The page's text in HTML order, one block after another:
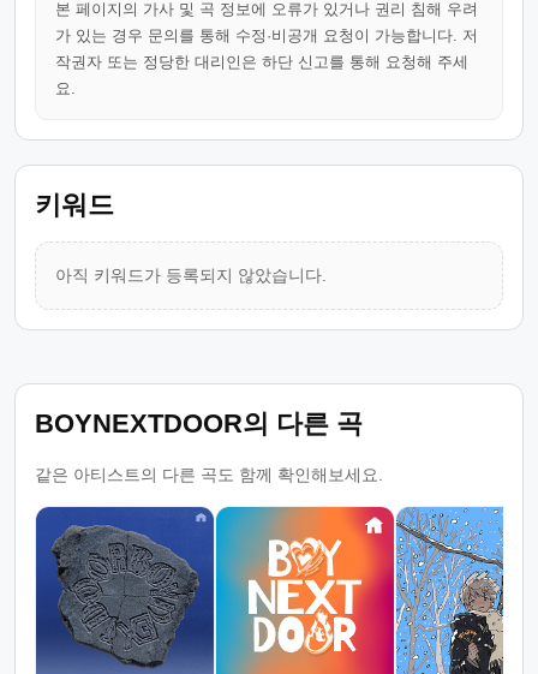
본 페이지의 가사 및 곡 정보에 오류가 있거나 권리 침해 우려
가 있는 경우 문의를 통해 수정·비공개 요청이 가능합니다. 저
작권자 또는 정당한 대리인은 하단 신고를 통해 요청해 주세
요.
키워드
아직 키워드가 등록되지 않았습니다.
BOYNEXTDOOR의 다른 곡
같은 아티스트의 다른 곡도 함께 확인해보세요.